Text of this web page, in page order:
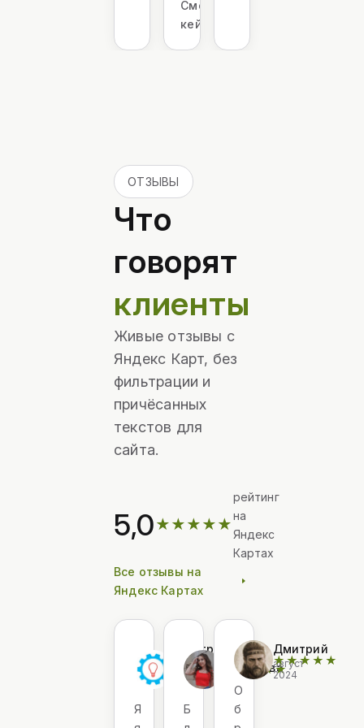
Смотреть
кейс
ОТЗЫВЫ
Что
говорят
клиенты
Живые отзывы с
Яндекс Карт, без
фильтрации и
причёсанных
текстов для
сайта.
5,0★★★★★
рейтинг
на
Яндекс
Картах
Все отзывы на
Яндекс Картах
Дмитрий
Елкин
июнь
★★★★ ★
Я
Анна
Романова
2024
★★★★★
Б
Дмитрий
август
2024
★★★ ★ ★
О
б